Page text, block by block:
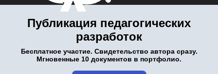
Публикация педагогических
разработок
Бесплатное участие. Свидетельство автора сразу.
Мгновенные 10 документов в портфолио.